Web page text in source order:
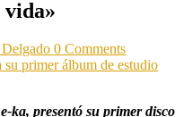
0 Comments
su primer álbum de estudio
ka, presentó su primer disco